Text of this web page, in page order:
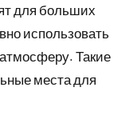
для больших
использовать
Такие
места для